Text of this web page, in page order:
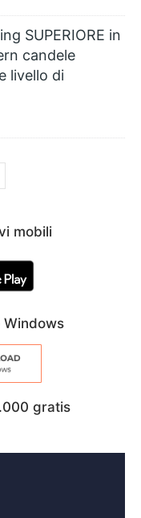
SUPERIORE in
candele
livello di
mobili
Windows
gratis